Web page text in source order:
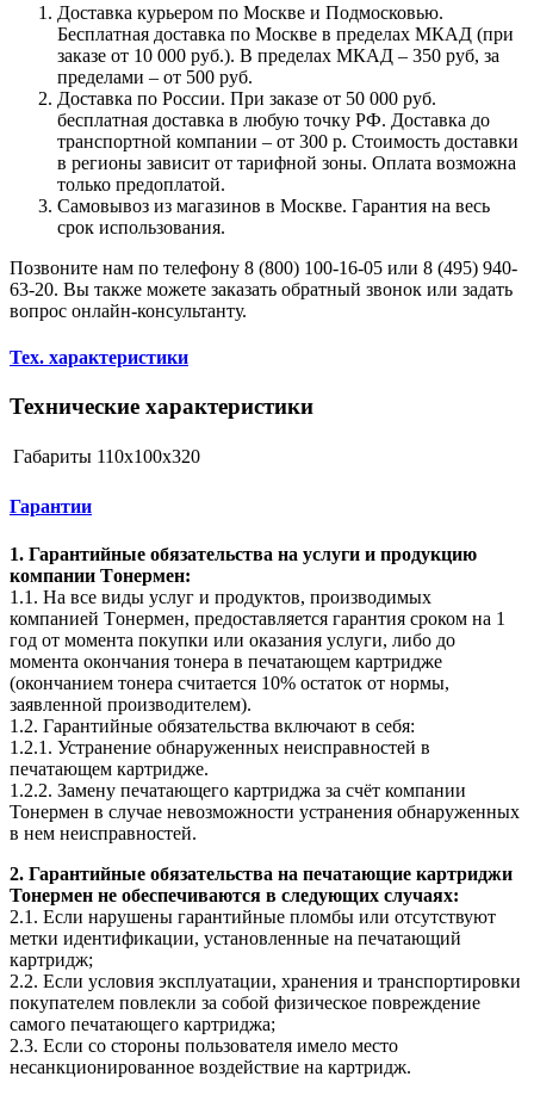
Доставка курьером по Москве и Подмосковью.
Бесплатная доставка по Москве в пределах МКАД (при
заказе от 10 000 руб.). В пределах МКАД – 350 руб, за
пределами – от 500 руб.
Доставка по России. При заказе от 50 000 руб.
бесплатная доставка в любую точку РФ. Доставка до
транспортной компании – от 300 р. Стоимость доставки
в регионы зависит от тарифной зоны. Оплата возможна
только предоплатой.
Самовывоз из магазинов в Москве. Гарантия на весь
срок использования.
Позвоните нам по телефону 8 (800) 100-16-05 или 8 (495) 940-
63-20. Вы также можете заказать обратный звонок или задать
вопрос онлайн-консультанту.
Тех. характеристики
Технические характеристики
Габариты 110x100x320
Гарантии
1. Гарантийные обязательства на услуги и продукцию
компании Tонермен:
1.1. На все виды услуг и продуктов, производимых
компанией Tонермен, предоставляется гарантия сроком на 1
год от момента покупки или оказания услуги, либо до
момента окончания тонера в печатающем картридже
(окончанием тонера считается 10% остаток от нормы,
заявленной производителем).
1.2. Гарантийные обязательства включают в себя:
1.2.1. Устранение обнаруженных неисправностей в
печатающем картридже.
1.2.2. Замену печатающего картриджа за счёт компании
Тонермен в случае невозможности устранения обнаруженных
в нем неисправностей.
2. Гарантийные обязательства на печатающие картриджи
Тонермен не обеспечиваются в следующих случаях:
2.1. Если нарушены гарантийные пломбы или отсутствуют
метки идентификации, установленные на печатающий
картридж;
2.2. Если условия эксплуатации, хранения и транспортировки
покупателем повлекли за собой физическое повреждение
самого печатающего картриджа;
2.3. Если со стороны пользователя имело место
несанкционированное воздействие на картридж.